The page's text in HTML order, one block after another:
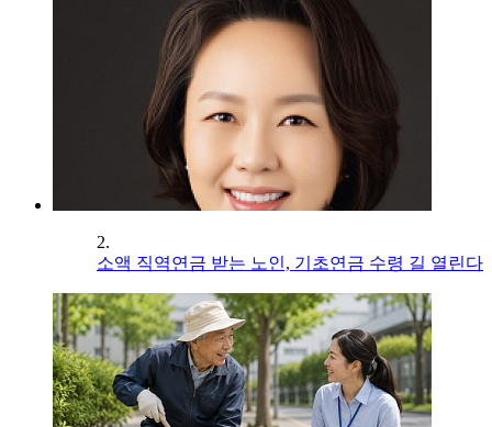
2.
소액 직역연금 받는 노인, 기초연금 수령 길 열린다